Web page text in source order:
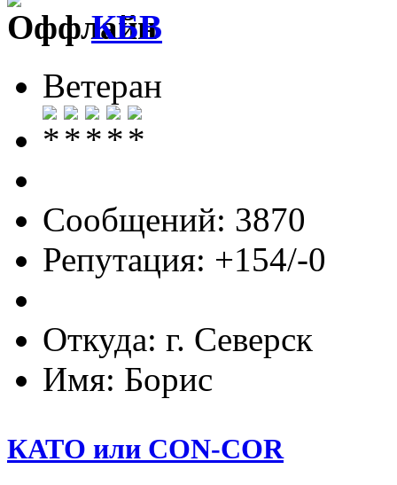
КБВ
Ветеран
Сообщений: 3870
Репутация: +154/-0
Откуда: г. Северск
Имя: Борис
КАТО или CON-COR